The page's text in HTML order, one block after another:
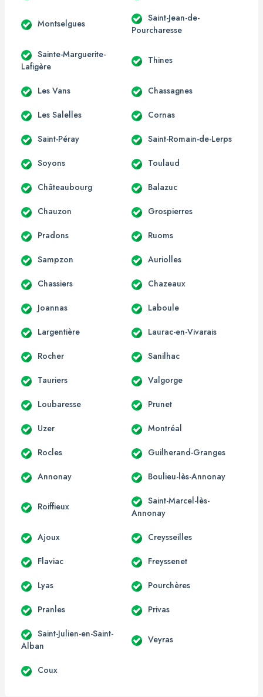
Montselgues
Saint-Jean-de-
Pourcharesse
Sainte-Marguerite-
Lafigère
Thines
Les Vans Chassagnes
Les Salelles Cornas
Saint-Péray Saint-Romain-de-Lerps
Soyons Toulaud
Châteaubourg Balazuc
Chauzon Grospierres
Pradons Ruoms
Sampzon Auriolles
Chassiers Chazeaux
Joannas Laboule
Largentière Laurac-en-Vivarais
Rocher Sanilhac
Tauriers Valgorge
Loubaresse Prunet
Uzer Montréal
Rocles Guilherand-Granges
Annonay Boulieu-lès-Annonay
Roiffieux
Saint-Marcel-lès-
Annonay
Ajoux Creysseilles
Flaviac Freyssenet
Lyas Pourchères
Pranles Privas
Saint-Julien-en-Saint-
Alban
Veyras
Coux